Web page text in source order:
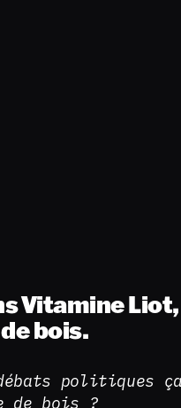
Vitamine
bois.
politiques
de bois ?